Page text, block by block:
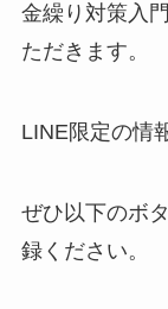
金繰り対策入
ただきます。
LINE限定の情
ぜひ以下のボ
録ください。